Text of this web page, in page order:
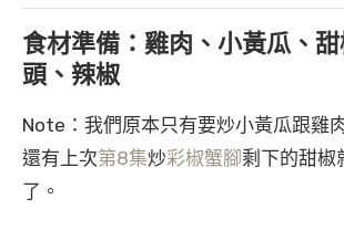
食材準備：雞肉、小黃瓜、
頭、辣椒
Note：我們原本只有要炒小黃瓜跟雞
還有上次第8集炒彩椒蟹腳剩下的甜椒
了。